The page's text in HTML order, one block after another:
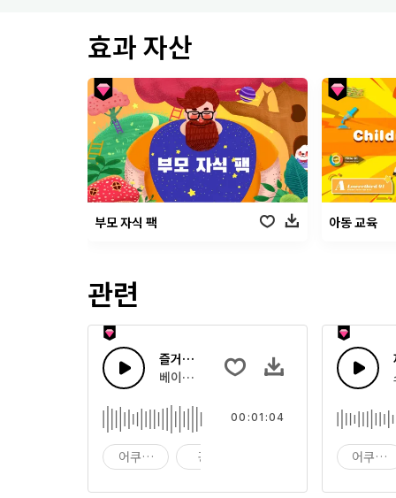
효과 자산
부모 자식 팩 아동 교육
관련
즐거운 우쿨렐레
베이스와 실로폰으로 시작한 행복하고 즐거운
어쿠스틱 광고
00:01:04
어쿠스